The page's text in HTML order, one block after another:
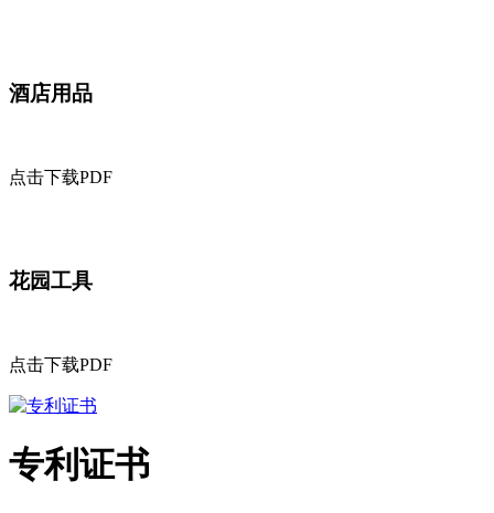
酒店用品
点击下载PDF
花园工具
点击下载PDF
专利证书